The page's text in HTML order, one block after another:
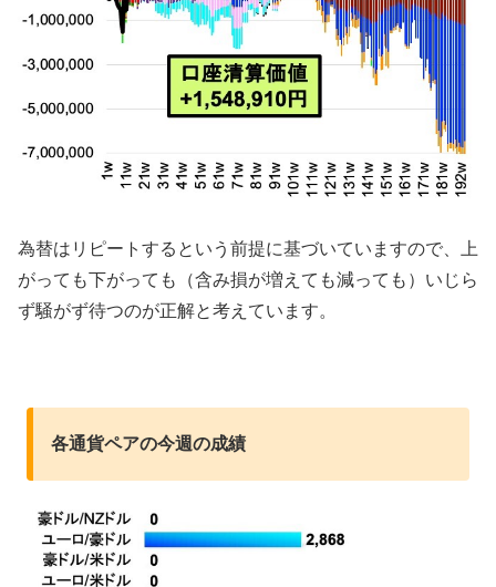
為替はリピートするという前提に基づいていますので、上
がっても下がっても（含み損が増えても減っても）いじら
ず騒がず待つのが正解と考えています。
各通貨ペアの今週の成績